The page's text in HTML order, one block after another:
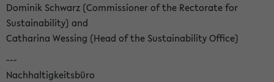
Dominik Schwarz (Commissioner of the Rectorate for
Sustainability) and
Catharina Wessing (Head of the Sustainability Office)
---
Nachhaltigkeitsbüro